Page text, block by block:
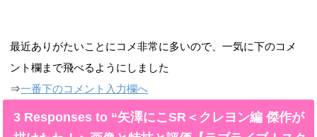
最近ありがたいことにコメ非常に多いので、一気に下のコメ
ント欄まで飛べるようにしました
⇒一番下のコメント入力欄へ
3 Responses to “矢澤にこSR＜クレヨン編 傑作が